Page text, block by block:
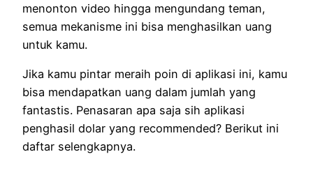
menonton video hingga mengundang teman,
semua mekanisme ini bisa menghasilkan uang
untuk kamu.
Jika kamu pintar meraih poin di aplikasi ini, kamu
bisa mendapatkan uang dalam jumlah yang
fantastis. Penasaran apa saja sih aplikasi
penghasil dolar yang recommended? Berikut ini
daftar selengkapnya.